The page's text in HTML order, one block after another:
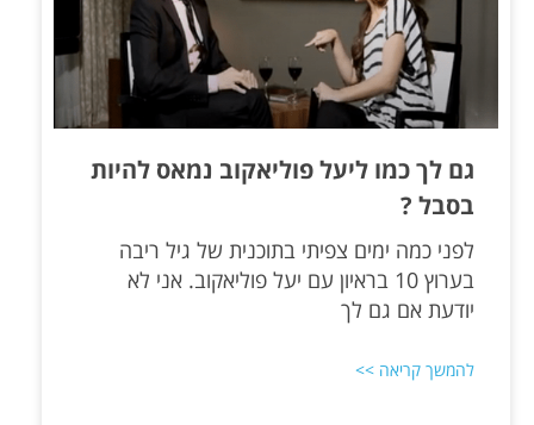
גם לך כמו ליעל פוליאקוב נמאס להיות
בסבל ?
לפני כמה ימים צפיתי בתוכנית של גיל ריבה
בערוץ 10 בראיון עם יעל פוליאקוב. אני לא
יודעת אם גם לך
להמשך קריאה >>